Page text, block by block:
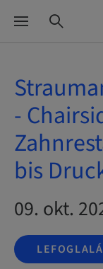
-
bis
09. okt.